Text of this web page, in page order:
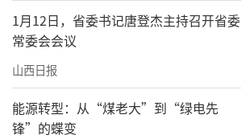
1月12日，省委书记唐登杰主持召开省委
常委会会议
山西日报
能源转型：从“煤老大”到“绿电先
锋”的蝶变